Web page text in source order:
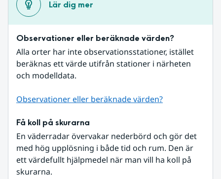
Lär dig mer
Observationer eller beräknade värden?
Alla orter har inte observationsstationer, istället
beräknas ett värde utifrån stationer i närheten
och modelldata.
Observationer eller beräknade värden?
Få koll på skurarna
En väderradar övervakar nederbörd och gör det
med hög upplösning i både tid och rum. Den är
ett värdefullt hjälpmedel när man vill ha koll på
skurarna.